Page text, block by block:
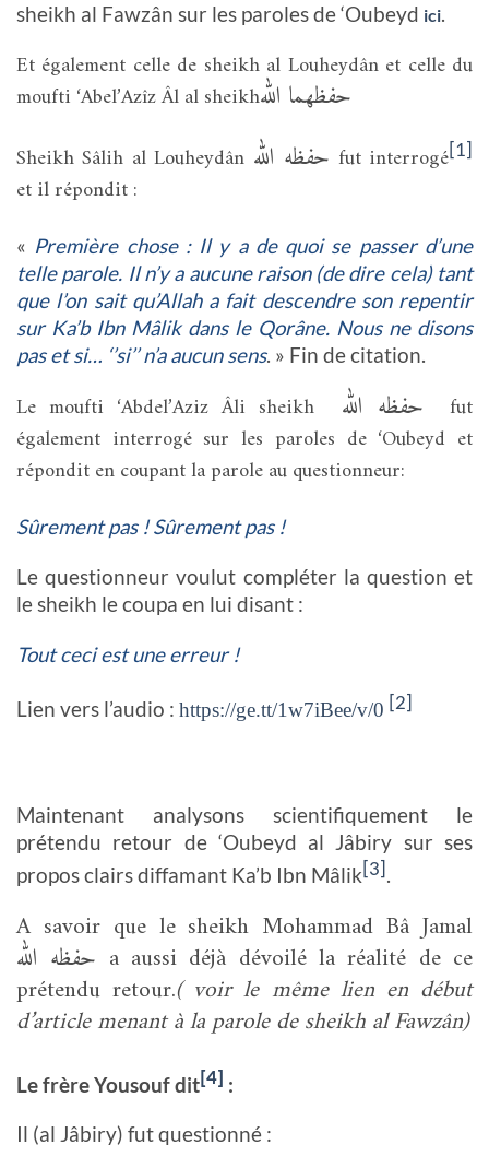
sheikh al Fawzân sur les paroles de ‘Oubeyd ici.
Et également celle de sheikh al Louheydân et celle du
moufti ‘Abel’Azîz Âl al sheikhحفظهما الله
Sheikh Sâlih al Louheydânحفظه الله fut interrogé [1]
et il répondit :
« Première chose : Il y a de quoi se passer d’une
telle parole. Il n’y a aucune raison (de dire cela) tant
que l’on sait qu’Allah a fait descendre son repentir
sur Ka’b Ibn Mâlik dans le Qorâne. Nous ne disons
pas et si… ‘’si’’ n’a aucun sens. » Fin de citation.
Le moufti ‘Abdel’Aziz Âli sheikh حفظه الله fut
également interrogé sur les paroles de ‘Oubeyd et
répondit en coupant la parole au questionneur:
Sûrement pas ! Sûrement pas !
Le questionneur voulut compléter la question et
le sheikh le coupa en lui disant :
Tout ceci est une erreur !
Lien vers l’audio : https://ge.tt/1w7iBee/v/0 [2]
Maintenant analysons scientifiquement le
prétendu retour de ‘Oubeyd al Jâbiry sur ses
propos clairs diffamant Ka’b Ibn Mâlik [3] .
A savoir que le sheikh Mohammad Bâ Jamal
حفظه الله a aussi déjà dévoilé la réalité de ce
prétendu retour.( voir le même lien en début
d’article menant à la parole de sheikh al Fawzân)
Le frère Yousouf dit [4] :
Il (al Jâbiry) fut questionné :